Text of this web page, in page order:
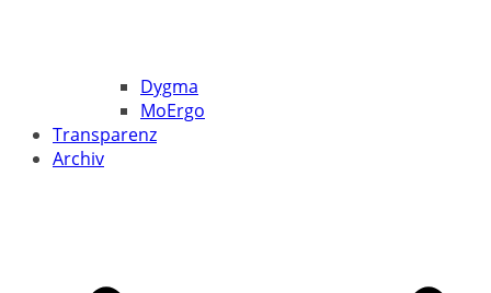
Dygma
MoErgo
Transparenz
Archiv